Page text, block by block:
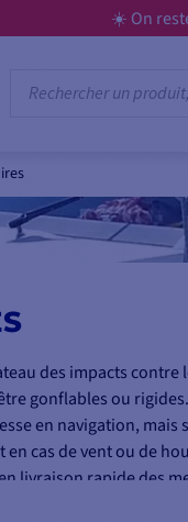
☀️ On
des impacts contre
gonflables ou
en navigation,
cas de vent ou de
livraison rapide des